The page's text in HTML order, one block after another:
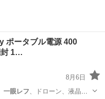
ポータブル電源 400
封 1…
8月6日
一眼レフ、ドローン、液晶ラ